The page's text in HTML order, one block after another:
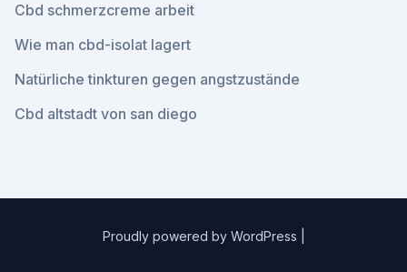
Cbd schmerzcreme arbeit
Wie man cbd-isolat lagert
Natürliche tinkturen gegen angstzustände
Cbd altstadt von san diego
Proudly powered by WordPress